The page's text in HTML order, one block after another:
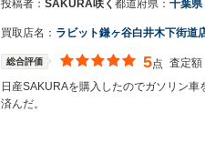
す。 お客様に喜んで頂けることが、何
投稿者： SAKURA咲く 都道府県： 千葉県
買取店名： ラビット鎌ヶ谷白井木下街道
総合評価 5点 査定額
日産SAKURAを購入したのでガソリン
済んだ。